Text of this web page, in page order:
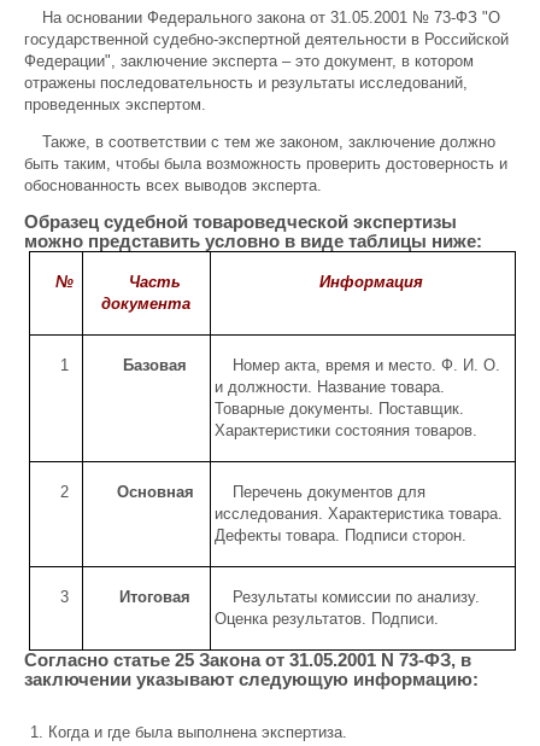
На основании Федерального закона от 31.05.2001 № 73-ФЗ "О
государственной судебно-экспертной деятельности в Российской
Федерации", заключение эксперта – это документ, в котором
отражены последовательность и результаты исследований,
проведенных экспертом.
Также, в соответствии с тем же законом, заключение должно
быть таким, чтобы была возможность проверить достоверность и
обоснованность всех выводов эксперта.
Образец судебной товароведческой экспертизы
можно представить условно в виде таблицы ниже:
№
Часть
документа
Информация
1 Базовая
Номер акта, время и место. Ф. И. О.
и должности. Название товара.
Товарные документы. Поставщик.
Характеристики состояния товаров.
2 Основная
Перечень документов для
исследования. Характеристика товара.
Дефекты товара. Подписи сторон.
3 Итоговая
Результаты комиссии по анализу.
Оценка результатов. Подписи.
Согласно статье 25 Закона от 31.05.2001 N 73-ФЗ, в
заключении указывают следующую информацию:
Когда и где была выполнена экспертиза.